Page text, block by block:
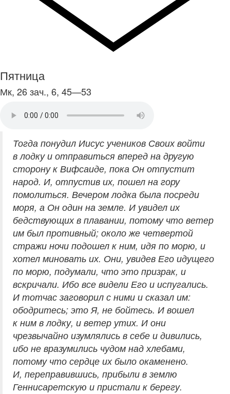
Пятница
Мк, 26 зач., 6, 45—53
Тогда понудил Иисус учеников Своих войти
в лодку и отправиться вперед на другую
сторону к Вифсаиде, пока Он отпустит
народ. И, отпустив их, пошел на гору
помолиться. Вечером лодка была посреди
моря, а Он один на земле. И увидел их
бедствующих в плавании, потому что ветер
им был противный; около же четвертой
стражи ночи подошел к ним, идя по морю, и
хотел миновать их. Они, увидев Его идущего
по морю, подумали, что это призрак, и
вскричали. Ибо все видели Его и испугались.
И тотчас заговорил с ними и сказал им:
ободритесь; это Я, не бойтесь. И вошел
к ним в лодку, и ветер утих. И они
чрезвычайно изумлялись в себе и дивились,
ибо не вразумились чудом над хлебами,
потому что сердце их было окаменено.
И, переправившись, прибыли в землю
Геннисаретскую и пристали к берегу.